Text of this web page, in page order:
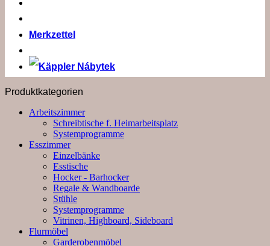
Merkzettel
Produktkategorien
Arbeitszimmer
Schreibtische f. Heimarbeitsplatz
Systemprogramme
Esszimmer
Einzelbänke
Esstische
Hocker - Barhocker
Regale & Wandboarde
Stühle
Systemprogramme
Vitrinen, Highboard, Sideboard
Flurmöbel
Garderobenmöbel